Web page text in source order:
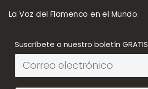
La Voz del Flamenco en el Mundo.
Suscríbete a nuestro boletín GRATIS